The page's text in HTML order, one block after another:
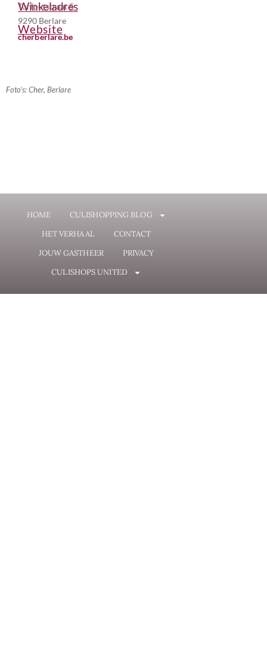
Winkeladres
Turfputstraat 5
9290 Berlare
Website
cherberlare.be
Foto’s: Cher, Berlare
HOME
CULISHOPPING BLOG
HET VERHAAL
CONTACT
JOUW GASTHEER
PRIVACY
CULISHOPS UNITED